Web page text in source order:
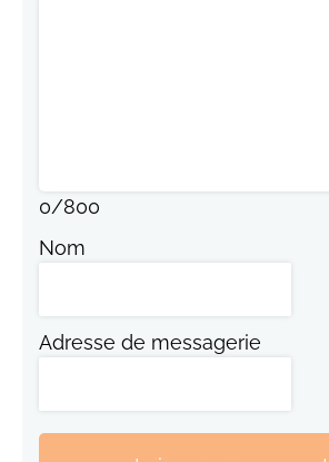
0/800
Nom
Adresse de messagerie